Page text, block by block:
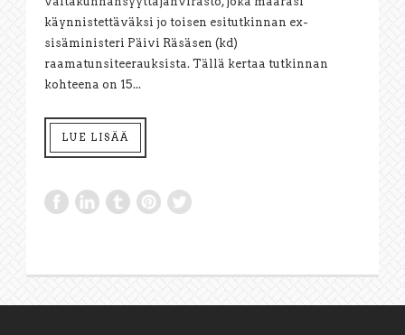
käynnistettäväksi jo toisen esitutkinnan ex-
sisäministeri Päivi Räsäsen (kd)
raamatunsiteerauksista. Tällä kertaa tutkinnan
kohteena on 15...
LUE LISÄÄ